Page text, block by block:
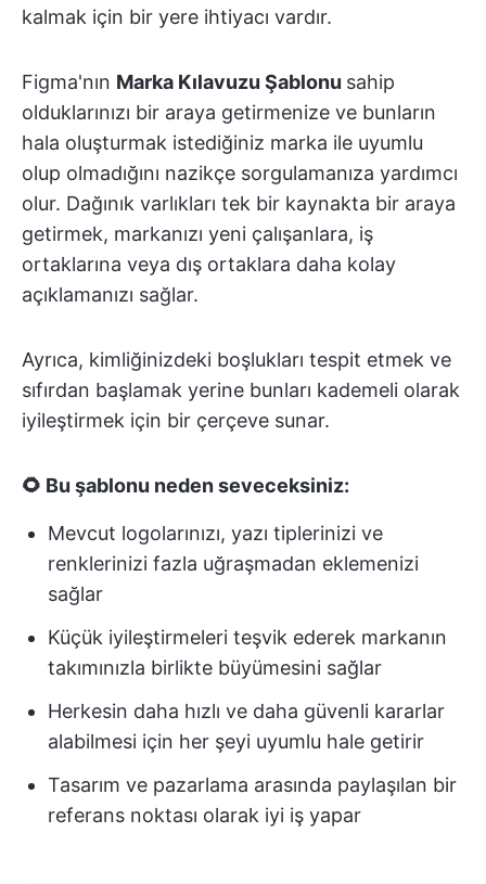
kalmak için bir yere ihtiyacı vardır.
Figma'nın Marka Kılavuzu Şablonu sahip
olduklarınızı bir araya getirmenize ve bunların
hala oluşturmak istediğiniz marka ile uyumlu
olup olmadığını nazikçe sorgulamanıza yardımcı
olur. Dağınık varlıkları tek bir kaynakta bir araya
getirmek, markanızı yeni çalışanlara, iş
ortaklarına veya dış ortaklara daha kolay
açıklamanızı sağlar.
Ayrıca, kimliğinizdeki boşlukları tespit etmek ve
sıfırdan başlamak yerine bunları kademeli olarak
iyileştirmek için bir çerçeve sunar.
🌻 Bu şablonu neden seveceksiniz:
Mevcut logolarınızı, yazı tiplerinizi ve
renklerinizi fazla uğraşmadan eklemenizi
sağlar
Küçük iyileştirmeleri teşvik ederek markanın
takımınızla birlikte büyümesini sağlar
Herkesin daha hızlı ve daha güvenli kararlar
alabilmesi için her şeyi uyumlu hale getirir
Tasarım ve pazarlama arasında paylaşılan bir
referans noktası olarak iyi iş yapar